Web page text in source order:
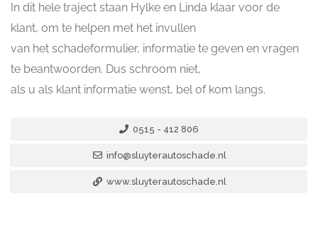
In dit hele traject staan Hylke en Linda klaar voor de
klant, om te helpen met het invullen
van het schadeformulier, informatie te geven en vragen
te beantwoorden. Dus schroom niet,
als u als klant informatie wenst, bel of kom langs.
0515 - 412 806
info@sluyterautoschade.nl
www.sluyterautoschade.nl